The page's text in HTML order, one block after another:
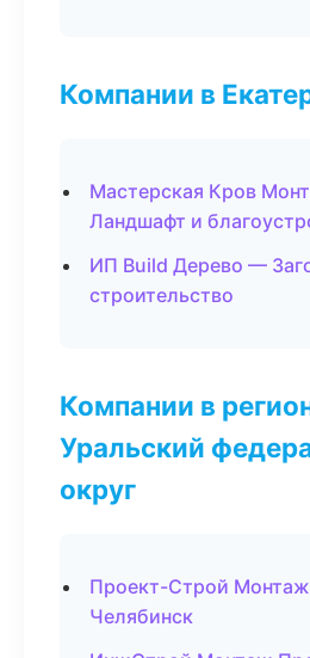
Компании в
Мастерская Кров
Ландшафт и
ИП Build Дерево —
строительство
Компании в
Уральский
округ
Проект-Строй
Челябинск